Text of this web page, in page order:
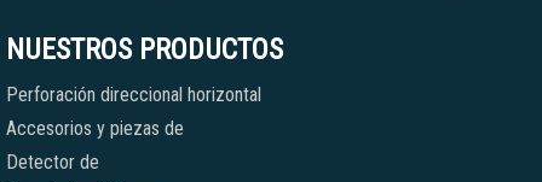
NUESTROS PRODUCTOS
Perforación direccional horizontal
Accesorios y piezas de
Detector de